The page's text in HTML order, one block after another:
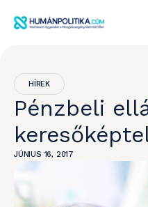
HÍREK
Pénzbeli
JÚNIUS 16, 2017